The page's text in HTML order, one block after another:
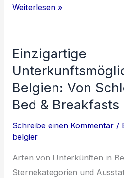
Entdecke
Flanderns:
Kultur,
und
Kulinarik
Weiterlesen »
Einzigartige
Belgien: Von
Bed & Breakfasts
Schreibe einen Kommentar /
belgier
Arten von Unterkünften in
Sternekategorien und